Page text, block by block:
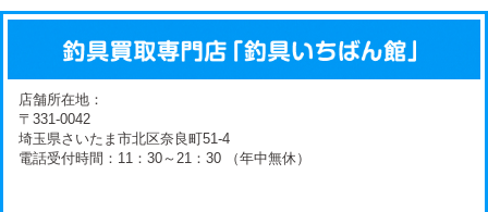
店舗所在地：
〒331-0042
埼玉県さいたま市北区奈良町51-4
電話受付時間：11：30～21：30 （年中無休）